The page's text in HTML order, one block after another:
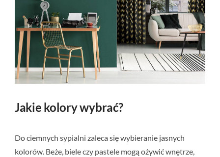
Jakie kolory wybrać?
Do ciemnych sypialni zaleca się wybieranie jasnych
kolorów. Beże, biele czy pastele mogą ożywić wnętrze,